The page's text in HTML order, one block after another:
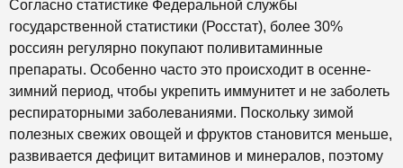
Согласно статистике Федеральной службы
государственной статистики (Росстат), более 30%
россиян регулярно покупают поливитаминные
препараты. Особенно часто это происходит в осенне-
зимний период, чтобы укрепить иммунитет и не заболеть
респираторными заболеваниями. Поскольку зимой
полезных свежих овощей и фруктов становится меньше,
развивается дефицит витаминов и минералов, поэтому